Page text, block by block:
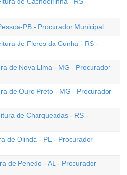
PB - Procurador Municipal
de Flores da Cunha - RS -
de Nova Lima - MG - Procurador
de Ouro Preto - MG - Procurador
de Charqueadas - RS -
de Olinda - PE - Procurador
de Penedo - AL - Procurador